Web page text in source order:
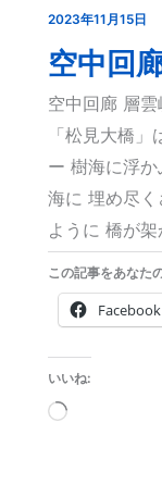
2023年11月15日
空中回
空中回廊 層
「松見大橋
ー 樹海に浮
海に 埋め尽く
ように 橋が
この記事をあなた
Facebook
いいね:
読
空
中
廊